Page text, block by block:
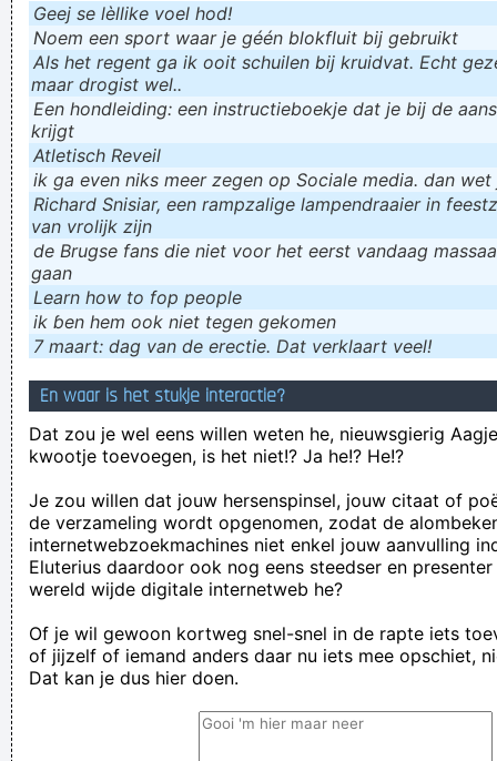
Geej se lèllike voel hod!
Noem een sport waar je géén blokfluit bij gebruikt
Als het regent ga ik ooit schuilen bij kruidvat. Echt
maar drogist wel..
Een hondleiding: een instructieboekje dat je bij de
krijgt
Atletisch Reveil
ik ga even niks meer zegen op Sociale media. dan
Richard Snisiar, een rampzalige lampendraaier in
van vrolijk zijn
de Brugse fans die niet voor het eerst vandaag
gaan
Learn how to fop people
ik ɓen hem ook niet tegen gekomen
7 maart: dag van de erectie. Dat verklaart veel!
En waar is het stukje interactie?
Dat zou je wel eens willen weten he, nieuwsgierig
kwootje toevoegen, is het niet!? Ja he!? He!?
Je zou willen dat jouw hersenspinsel, jouw citaat of
de verzameling wordt opgenomen, zodat de
internetwebzoekmachines niet enkel jouw aanvulling
Eluterius daardoor ook nog eens steedser en
wereld wijde digitale internetweb he?
Of je wil gewoon kortweg snel-snel in de rapte iets
of jijzelf of iemand anders daar nu iets mee opschiet,
Dat kan je dus hier doen.